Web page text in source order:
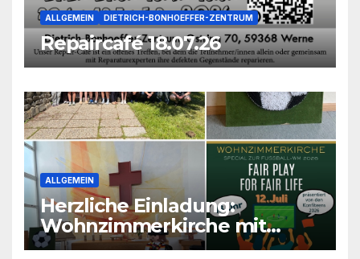
ALLGEMEIN DIETRICH-BONHOEFFER-ZENTRUM
Repaircafé 18.07.26
ALLGEMEIN
Herzliche Einladung:
Wohnzimmerkirche mit
unseren Konfis